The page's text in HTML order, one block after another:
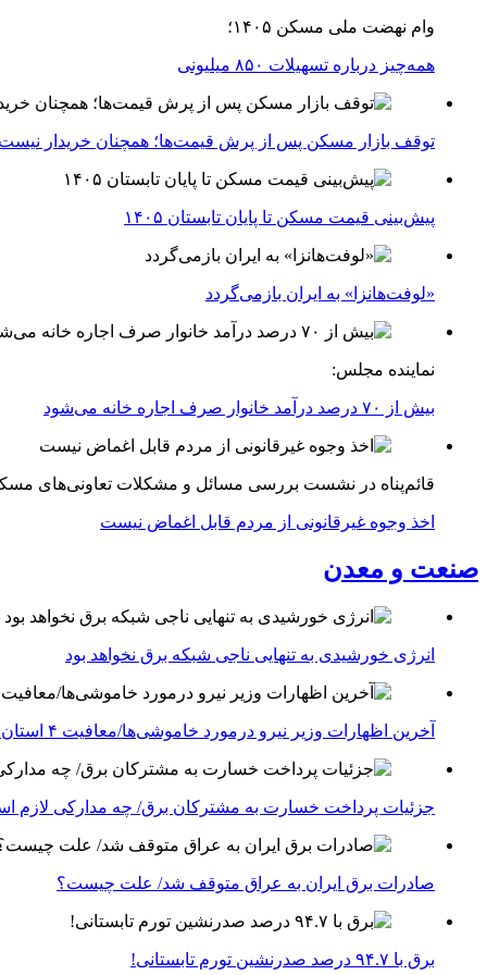
وام نهضت ملی مسکن ۱۴۰۵؛
همه‌چیز درباره تسهیلات ۸۵۰ میلیونی
توقف بازار مسکن پس از پرش قیمت‌ها؛ همچنان خریدار
پیش‌بینی قیمت مسکن تا پایان تابستان ۱۴۰۵
«لوفت‌هانزا» به ایران بازمی‌گردد
نماینده مجلس:
بیش از ۷۰ درصد درآمد خانوار صرف اجاره خانه می‌شود
قائم‌پناه در نشست بررسی مسائل و مشکلات تعاونی‌های
اخذ وجوه غیرقانونی از مردم قابل اغماض نیست
صنعت و معدن
انرژی خورشیدی به تنهایی ناجی شبکه برق نخواهد بود
آخرین اظهارات وزیر نیرو درمورد خاموشی‌ها/معافیت ۴ استان جنوبی درگیر جنگ از قطعی برق
جزئیات پرداخت خسارت به مشترکان برق/ چه مدارکی لازم
صادرات برق ایران به عراق متوقف شد/ علت چیست؟
برق با ۹۴.۷ درصد صدرنشین تورم تابستانی!